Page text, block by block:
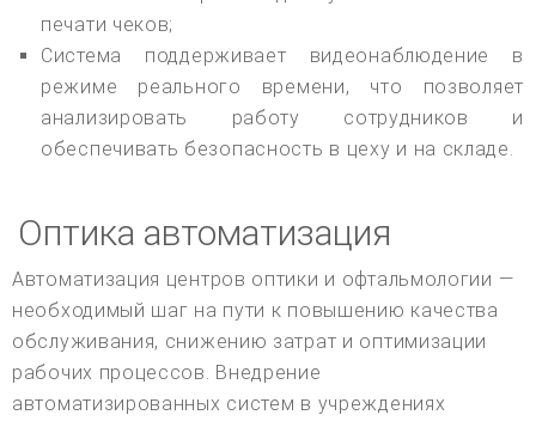
печати чеков;
Система поддерживает видеонаблюдение в
режиме реального времени, что позволяет
анализировать работу сотрудников и
обеспечивать безопасность в цеху и на складе.
Оптика автоматизация
Автоматизация центров оптики и офтальмологии —
необходимый шаг на пути к повышению качества
обслуживания, снижению затрат и оптимизации
рабочих процессов. Внедрение
автоматизированных систем в учреждениях